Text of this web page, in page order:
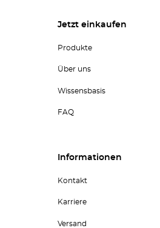
Jetzt einkaufen
Produkte
Über uns
Wissensbasis
FAQ
Informationen
Kontakt
Karriere
Versand